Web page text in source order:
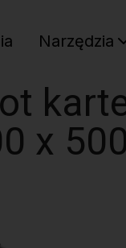
Narzędzia
x